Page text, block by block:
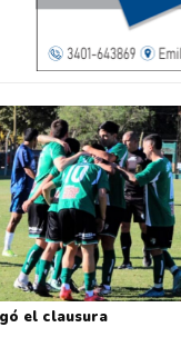
el clausura